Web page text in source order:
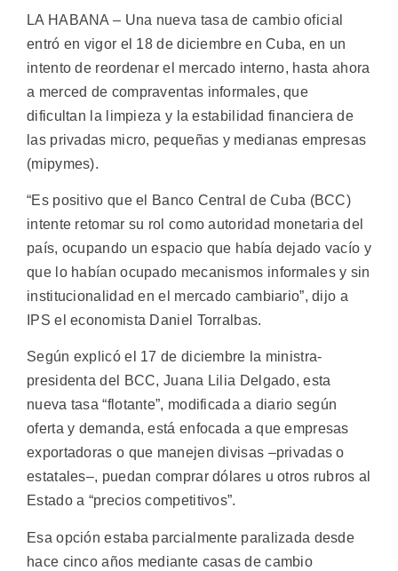
LA HABANA – Una nueva tasa de cambio oficial
entró en vigor el 18 de diciembre en Cuba, en un
intento de reordenar el mercado interno, hasta ahora
a merced de compraventas informales, que
dificultan la limpieza y la estabilidad financiera de
las privadas micro, pequeñas y medianas empresas
(mipymes).
“Es positivo que el Banco Central de Cuba (BCC)
intente retomar su rol como autoridad monetaria del
país, ocupando un espacio que había dejado vacío y
que lo habían ocupado mecanismos informales y sin
institucionalidad en el mercado cambiario”, dijo a
IPS el economista Daniel Torralbas.
Según explicó el 17 de diciembre la ministra-
presidenta del BCC, Juana Lilia Delgado, esta
nueva tasa “flotante”, modificada a diario según
oferta y demanda, está enfocada a que empresas
exportadoras o que manejen divisas –privadas o
estatales–, puedan comprar dólares u otros rubros al
Estado a “precios competitivos”.
Esa opción estaba parcialmente paralizada desde
hace cinco años mediante casas de cambio